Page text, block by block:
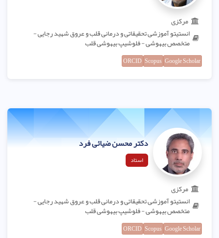
مرکزی
انستیتو آموزشی تحقیقاتی و درمانی قلب و عروق شهید رجایی -
متخصص بیهوشی - فلوشیپ بیهوشی قلب
Google Scholar
Scopus
ORCID
دکتر محسن ضیائی فرد
استاد
مرکزی
انستیتو آموزشی تحقیقاتی و درمانی قلب و عروق شهید رجایی -
متخصص بیهوشی - فلوشیپ بیهوشی قلب
Google Scholar
Scopus
ORCID